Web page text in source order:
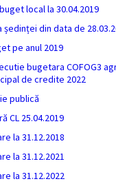
local la 30.04.2019
ședinței din data de
pe anul 2019
bugetara COFOG3
de credite 2022
publică
CL 25.04.2019
la 31.12.2018
la 31.12.2021
la 31.12.2022